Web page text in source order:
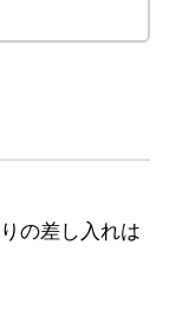
の差し入れは